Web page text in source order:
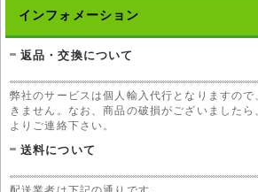
インフォメーション
返品・交換について
弊社のサービスは個人輸入代行となりますの
きません。なお、商品の破損がございました
よりご連絡下さい。
送料について